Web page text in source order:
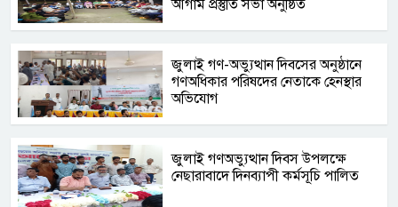
আগাম প্রস্তুতি সভা অনুষ্ঠিত
জুলাই গণ-অভ্যুত্থান দিবসের অনুষ্ঠানে
গণঅধিকার পরিষদের নেতাকে হেনস্থার
অভিযোগ
জুলাই গণঅভ্যুত্থান দিবস উপলক্ষে
নেছারাবাদে দিনব্যাপী কর্মসূচি পালিত